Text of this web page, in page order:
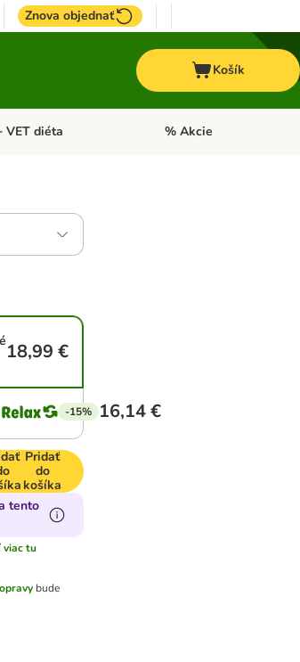
Znova objednať
Košík
menu: TOP značky
VET diéta Otvoriť menu: + VET diéta
% Akcie
18,99 €
-15% 16,14 €
Pridať
do
košíka
tento
viac tu
bude